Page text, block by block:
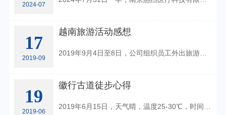
2024-07
17
2019-09
越南旅游活动感想
2019年9月4日至8日，公司组织员工外出旅游，放下繁忙的工作让大家全身心的放松一下，此次旅游目的地越南芽庄，海滨沙滩一望无际，幼滑的白沙，潮平水清，海底千姿百态的珊瑚，素有美名东方小“马尔代夫”之称。
19
2019-06
徽行古道徒步心得